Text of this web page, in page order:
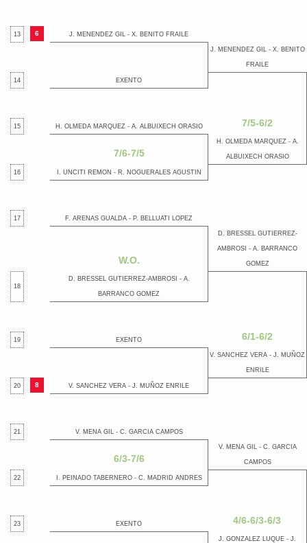
13 6 J. MENENDEZ GIL - X. BENITO FRAILE
J. MENENDEZ GIL - X. BENITO
FRAILE
14 EXENTO
7/5-6/2
15 H. OLMEDA MARQUEZ - A. ALBUIXECH ORASIO
7/6-7/5
H. OLMEDA MARQUEZ - A.
ALBUIXECH ORASIO
16 I. UNCITI REMON - R. NOGUERALES AGUSTIN
17 F. ARENAS GUALDA - P. BELLUATI LOPEZ
W.O.
D. BRESSEL GUTIERREZ-
AMBROSI - A. BARRANCO
GOMEZ
18
D. BRESSEL GUTIERREZ-AMBROSI - A.
BARRANCO GOMEZ
6/1-6/2
19 EXENTO
V. SANCHEZ VERA - J. MUÑOZ
ENRILE
20 8 V. SANCHEZ VERA - J. MUÑOZ ENRILE
21 V. MENA GIL - C. GARCIA CAMPOS
6/3-7/6
V. MENA GIL - C. GARCIA
CAMPOS
22 I. PEINADO TABERNERO - C. MADRID ANDRES
4/6-6/3-6/3
23 EXENTO
J. GONZALEZ LUQUE - J.